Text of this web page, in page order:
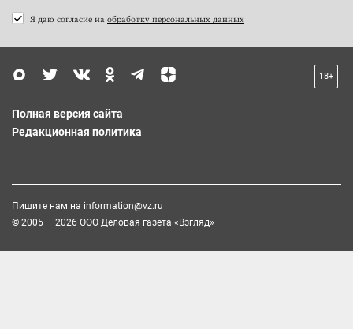
Я даю согласие на обработку персональных данных
18+
Полная версия сайта
Редакционная политика
Пишите нам на information@vz.ru
© 2005 — 2026 ООО Деловая газета «Взгляд»